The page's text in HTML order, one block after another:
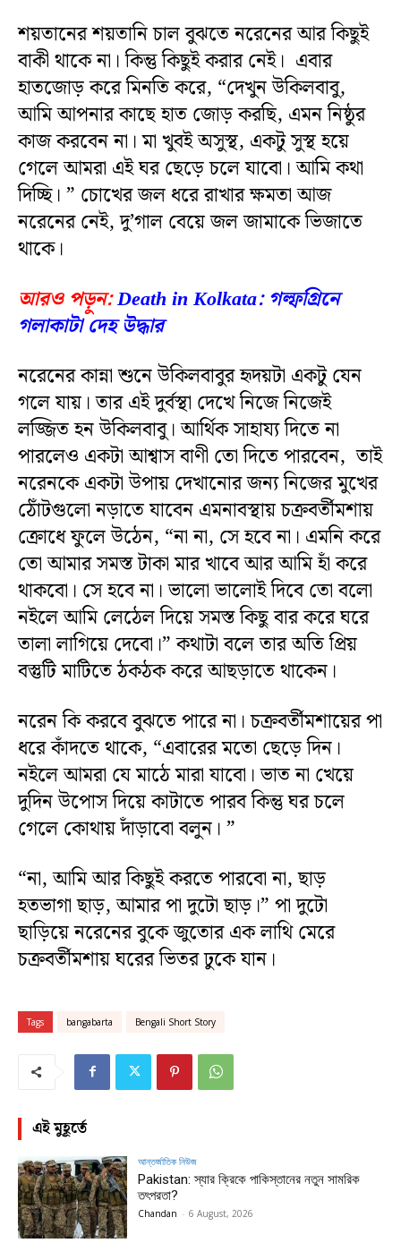
শয়তানের শয়তানি চাল বুঝতে নরেনের আর কিছুই
বাকী থাকে না। কিন্তু কিছুই করার নেই। এবার
হাতজোড় করে মিনতি করে, “দেখুন উকিলবাবু,
আমি আপনার কাছে হাত জোড় করছি, এমন নিষ্ঠুর
কাজ করবেন না। মা খুবই অসুস্থ, একটু সুস্থ হয়ে
গেলে আমরা এই ঘর ছেড়ে চলে যাবো। আমি কথা
দিচ্ছি। ” চোখের জল ধরে রাখার ক্ষমতা আজ
নরেনের নেই, দু’গাল বেয়ে জল জামাকে ভিজাতে
থাকে।
আরও পড়ুন:Death in Kolkata: গল্ফগ্রিনে
গলাকাটা দেহ উদ্ধার
নরেনের কান্না শুনে উকিলবাবুর হৃদয়টা একটু যেন
গলে যায়। তার এই দুর্বস্থা দেখে নিজে নিজেই
লজ্জিত হন উকিলবাবু। আর্থিক সাহায্য দিতে না
পারলেও একটা আশ্বাস বাণী তো দিতে পারবেন, তাই
নরেনকে একটা উপায় দেখানোর জন্য নিজের মুখের
ঠোঁটগুলো নড়াতে যাবেন এমনাবস্থায় চক্রবর্তীমশায়
ক্রোধে ফুলে উঠেন, “না না, সে হবে না। এমনি করে
তো আমার সমস্ত টাকা মার খাবে আর আমি হাঁ করে
থাকবো। সে হবে না। ভালো ভালোই দিবে তো বলো
নইলে আমি লেঠেল দিয়ে সমস্ত কিছু বার করে ঘরে
তালা লাগিয়ে দেবো।” কথাটা বলে তার অতি প্রিয়
বস্তুটি মাটিতে ঠকঠক করে আছড়াতে থাকেন।
নরেন কি করবে বুঝতে পারে না। চক্রবর্তীমশায়ের পা
ধরে কাঁদতে থাকে, “এবারের মতো ছেড়ে দিন।
নইলে আমরা যে মাঠে মারা যাবো। ভাত না খেয়ে
দুদিন উপোস দিয়ে কাটাতে পারব কিন্তু ঘর চলে
গেলে কোথায় দাঁড়াবো বলুন। ”
“না, আমি আর কিছুই করতে পারবো না, ছাড়
হতভাগা ছাড়, আমার পা দুটো ছাড়।” পা দুটো
ছাড়িয়ে নরেনের বুকে জুতোর এক লাথি মেরে
চক্রবর্তীমশায় ঘরের ভিতর ঢুকে যান।
Tags bangabarta Bengali Short Story
এই মুহূর্তে
আন্তর্জাতিক নিউজ
Pakistan: স্যার ক্রিকে পাকিস্তানের নতুন সামরিক
তৎপরতা?
Chandan - 6 August, 2026